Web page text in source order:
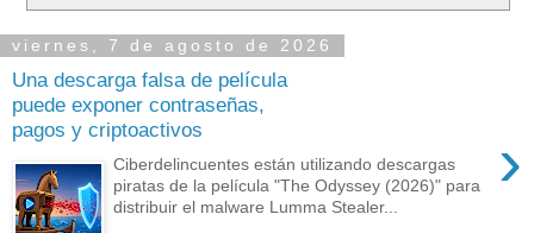
viernes, 7 de agosto de 2026
Una descarga falsa de película
puede exponer contraseñas,
pagos y criptoactivos
›
Ciberdelincuentes están utilizando descargas
piratas de la película "The Odyssey (2026)" para
distribuir el malware Lumma Stealer...